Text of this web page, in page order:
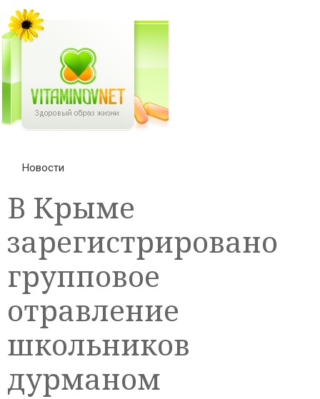
Новости
В Крыме
зарегистрировано
групповое
отравление
школьников
дурманом